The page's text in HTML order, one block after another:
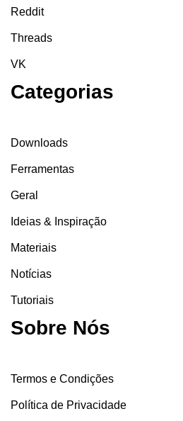
Reddit
Threads
VK
Categorias
Downloads
Ferramentas
Geral
Ideias & Inspiração
Materiais
Notícias
Tutoriais
Sobre Nós
Termos e Condições
Política de Privacidade